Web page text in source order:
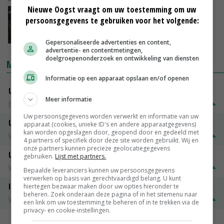
Met minder arbeid biggen goed bijvoeren
MARKTPRIJZEN
Uitbetaalprijs DCA BestPigletPrice
Biggen weekprijzen
Uitbetaalprijs Compaxo
Vleesvarkens
€ 1,32 € 0,10
Uitbetaalprijs Van Rooi Meat
Vleesvarkens
€ 1,25
ISN prijs Frankrijk
Vleesvarkens
€ 1,78 € 0,06
Nieuwe Oogst vraagt om uw toestemming om uw
persoonsgegevens te gebruiken voor het volgende:
Gepersonaliseerde advertenties en content,
advertentie- en contentmetingen,
doelgroepenonderzoek en ontwikkeling van diensten
Informatie op een apparaat opslaan en/of openen
Meer informatie
Uw persoonsgegevens worden verwerkt en informatie van uw
apparaat (cookies, unieke ID's en andere apparaatgegevens)
kan worden opgeslagen door, geopend door en gedeeld met
4 partners of specifiek door deze site worden gebruikt. Wij en
onze partners kunnen precieze geolocatiegegevens
gebruiken. Lijst met partners.
Bepaalde leveranciers kunnen uw persoonsgegevens
verwerken op basis van gerechtvaardigd belang. U kunt
hiertegen bezwaar maken door uw opties hieronder te
beheren. Zoek onderaan deze pagina of in het sitemenu naar
een link om uw toestemming te beheren of in te trekken via de
privacy- en cookie-instellingen.